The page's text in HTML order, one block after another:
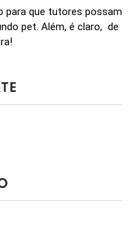
que tutores possam
pet. Além, é claro, de